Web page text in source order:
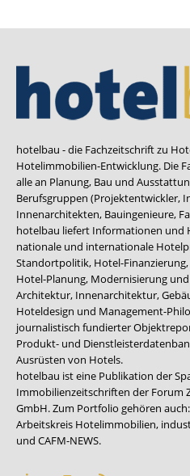
hotelbau - die Fachzeitschrift zu
Hotelimmobilien-Entwicklung. Die
alle an Planung, Bau und
Berufsgruppen (Projektentwickler,
Innenarchitekten, Bauingenieure,
hotelbau liefert Informationen und
nationale und internationale
Standortpolitik, Hotel-
Hotel-Planung, Modernisierung
Architektur, Innenarchitektur,
Hoteldesign und Management-
journalistisch fundierter
Produkt- und
Ausrüsten von Hotels.
hotelbau ist eine Publikation der
Immobilienzeitschriften der Forum
GmbH. Zum Portfolio gehören auch:
Arbeitskreis Hotelimmobilien,
und CAFM-NEWS.